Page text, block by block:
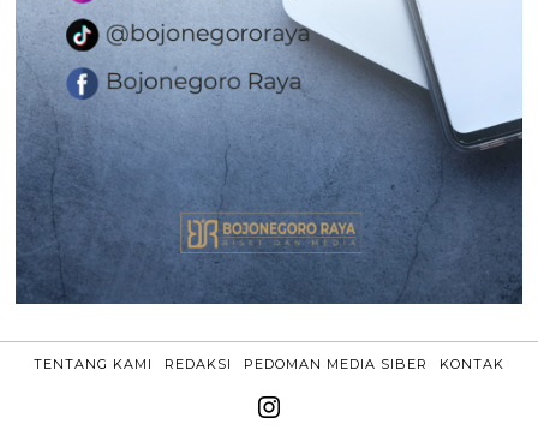
TENTANG KAMI REDAKSI PEDOMAN MEDIA SIBER KONTAK